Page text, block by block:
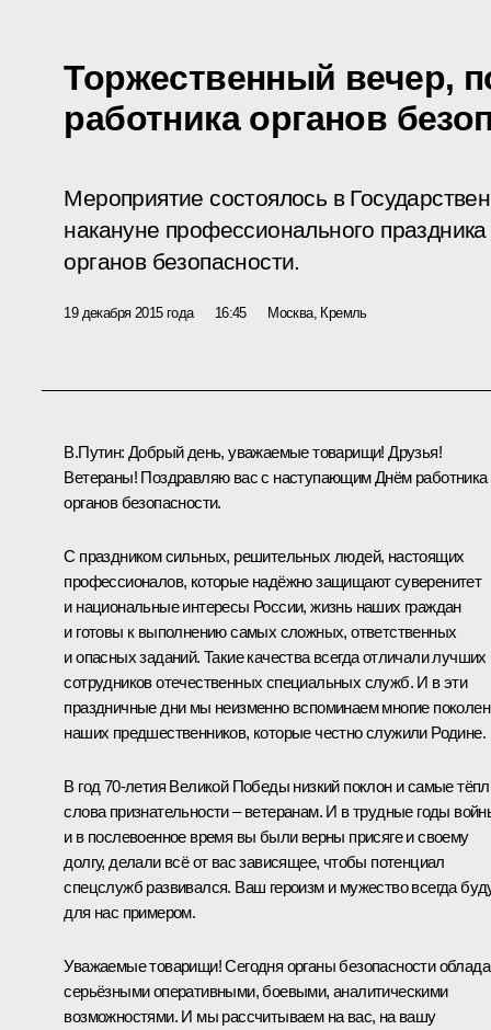
Торжественный вечер,
работника органов
Мероприятие состоялось в
накануне профессионального
органов безопасности.
19 декабря 2015 года 16:45 Москва, Кремль
В.Путин: Добрый день, уважаемые товарищи! Друзья!
Ветераны! Поздравляю вас с наступающим Днём работника
органов безопасности.
С праздником сильных, решительных людей, настоящих
профессионалов, которые надёжно защищают суверенитет
и национальные интересы России, жизнь наших граждан
и готовы к выполнению самых сложных, ответственных
и опасных заданий. Такие качества всегда отличали лучших
сотрудников отечественных специальных служб. И в эти
праздничные дни мы неизменно вспоминаем многие
наших предшественников, которые честно служили Родине.
В год 70‑летия Великой Победы низкий поклон и самые
слова признательности – ветеранам. И в трудные годы
и в послевоенное время вы были верны присяге и своему
долгу, делали всё от вас зависящее, чтобы потенциал
спецслужб развивался. Ваш героизм и мужество всегда
для нас примером.
Уважаемые товарищи! Сегодня органы безопасности
серьёзными оперативными, боевыми, аналитическими
возможностями. И мы рассчитываем на вас, на вашу